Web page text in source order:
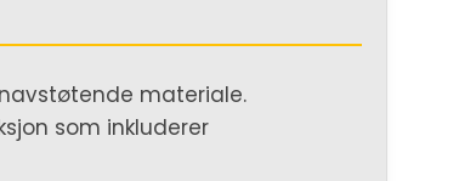
materiale.
som inkluderer